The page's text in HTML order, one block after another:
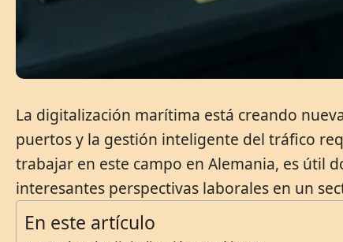
La digitalización marítima está creando
puertos y la gestión inteligente del tráfico
trabajar en este campo en Alemania, es útil
interesantes perspectivas laborales en un
En este artículo